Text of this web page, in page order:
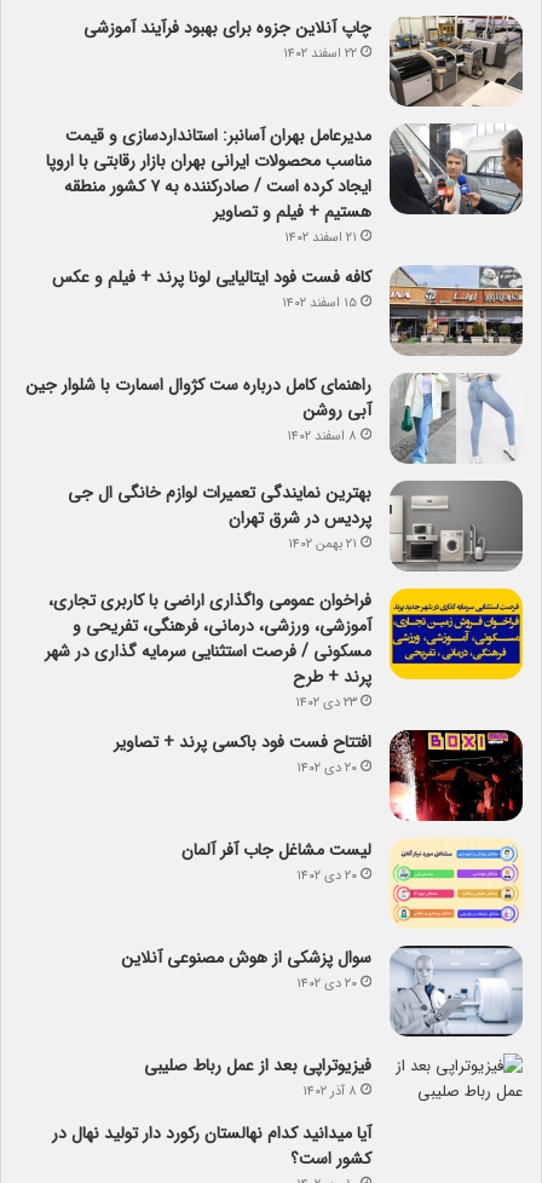
چاپ آنلاین جزوه برای بهبود فرآیند آموزشی
۲۲ اسفند ۱۴۰۲
مدیرعامل بهران آسانبر: استانداردسازی و قیمت
مناسب محصولات ایرانی بهران بازار رقابتی با اروپا
ایجاد کرده است / صادرکننده به ۷ کشور منطقه
هستیم + فیلم و تصاویر
۲۱ اسفند ۱۴۰۲
کافه فست فود ایتالیایی لونا پرند + فیلم و عکس
۱۵ اسفند ۱۴۰۲
راهنمای کامل درباره ست کژوال اسمارت با شلوار جین
آبی روشن
۸ اسفند ۱۴۰۲
بهترین نمایندگی تعمیرات لوازم خانگی ال جی
پردیس در شرق تهران
۲۱ بهمن ۱۴۰۲
فراخوان عمومی واگذاری اراضی با کاربری تجاری،
آموزشی، ورزشی، درمانی، فرهنگی، تفریحی و
مسکونی / فرصت استثنایی سرمایه گذاری در شهر
پرند + طرح
۲۳ دی ۱۴۰۲
افتتاح فست فود باکسی پرند + تصاویر
۲۰ دی ۱۴۰۲
لیست مشاغل جاب آفر آلمان
۲۰ دی ۱۴۰۲
سوال پزشکی از هوش مصنوعی آنلاین
۲۰ دی ۱۴۰۲
فیزیوتراپی بعد از عمل رباط صلیبی
۸ آذر ۱۴۰۲
آیا می­دانید کدام نهالستان رکورد دار تولید نهال­ در
کشور است؟